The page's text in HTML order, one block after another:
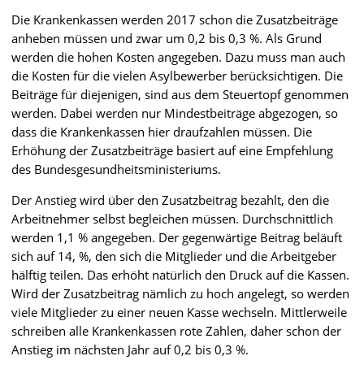
Die Krankenkassen werden 2017 schon die Zusatzbeiträge
anheben müssen und zwar um 0,2 bis 0,3 %. Als Grund
werden die hohen Kosten angegeben. Dazu muss man auch
die Kosten für die vielen Asylbewerber berücksichtigen. Die
Beiträge für diejenigen, sind aus dem Steuertopf genommen
werden. Dabei werden nur Mindestbeiträge abgezogen, so
dass die Krankenkassen hier draufzahlen müssen. Die
Erhöhung der Zusatzbeiträge basiert auf eine Empfehlung
des Bundesgesundheitsministeriums.
Der Anstieg wird über den Zusatzbeitrag bezahlt, den die
Arbeitnehmer selbst begleichen müssen. Durchschnittlich
werden 1,1 % angegeben. Der gegenwärtige Beitrag beläuft
sich auf 14, %, den sich die Mitglieder und die Arbeitgeber
hälftig teilen. Das erhöht natürlich den Druck auf die Kassen.
Wird der Zusatzbeitrag nämlich zu hoch angelegt, so werden
viele Mitglieder zu einer neuen Kasse wechseln. Mittlerweile
schreiben alle Krankenkassen rote Zahlen, daher schon der
Anstieg im nächsten Jahr auf 0,2 bis 0,3 %.